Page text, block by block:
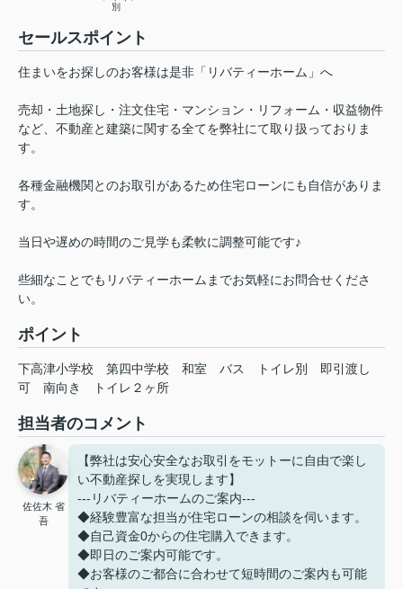
別
セールスポイント
住まいをお探しのお客様は是非「リバティーホーム」へ
売却・土地探し・注文住宅・マンション・リフォーム・収益物件
など、不動産と建築に関する全てを弊社にて取り扱っておりま
す。
各種金融機関とのお取引があるため住宅ローンにも自信がありま
す。
当日や遅めの時間のご見学も柔軟に調整可能です♪
些細なことでもリバティーホームまでお気軽にお問合せくださ
い。
ポイント
下高津小学校 第四中学校 和室 バス トイレ別
即引渡し
可
南向き トイレ２ヶ所
担当者のコメント
佐佐木 省
吾
【弊社は安心安全なお取引をモットーに自由で楽し
い不動産探しを実現します】
---リバティーホームのご案内---
◆経験豊富な担当が住宅ローンの相談を伺います。
◆自己資金0からの住宅購入できます。
◆即日のご案内可能です。
◆お客様のご都合に合わせて短時間のご案内も可能